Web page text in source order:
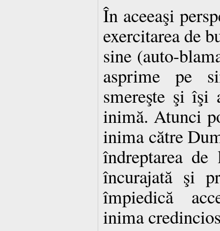
În aceeaşi
exercitarea de
sine (auto-
asprime pe
smereşte şi îşi
inimă. Atunci
inima către
îndreptarea
încurajată şi
împiedică
inima